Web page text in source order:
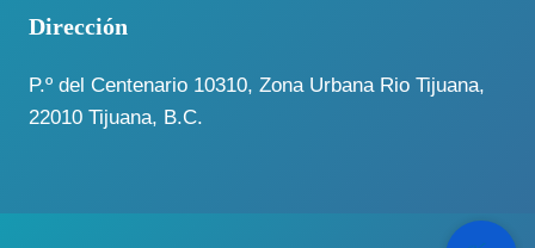
Dirección
P.º del Centenario 10310, Zona Urbana Rio Tijuana,
22010 Tijuana, B.C.